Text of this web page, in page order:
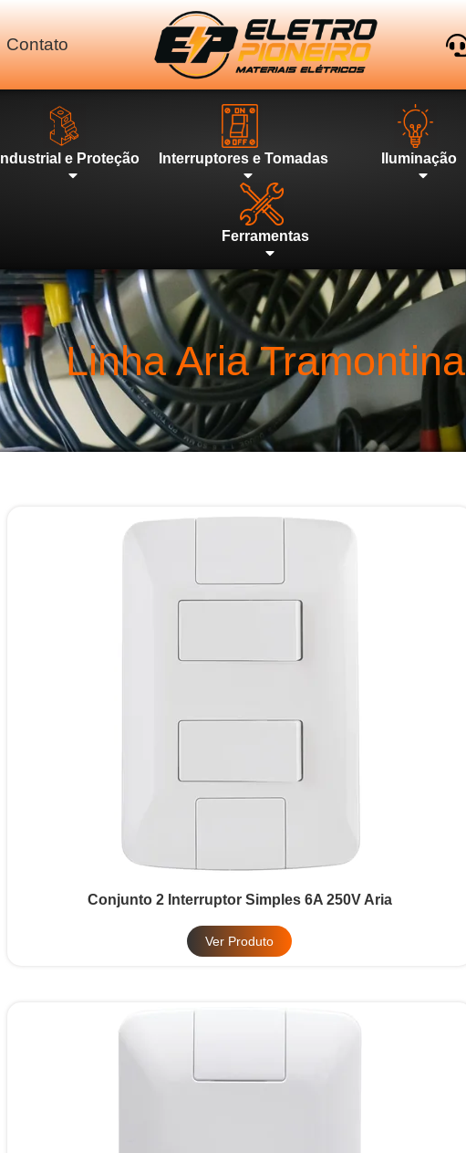
Contato
Industrial e Proteção Interruptores e Tomadas Iluminação
Ferramentas
Linha Aria Tramontina
Conjunto 2 Interruptor Simples 6A 250V Aria
Ver Produto